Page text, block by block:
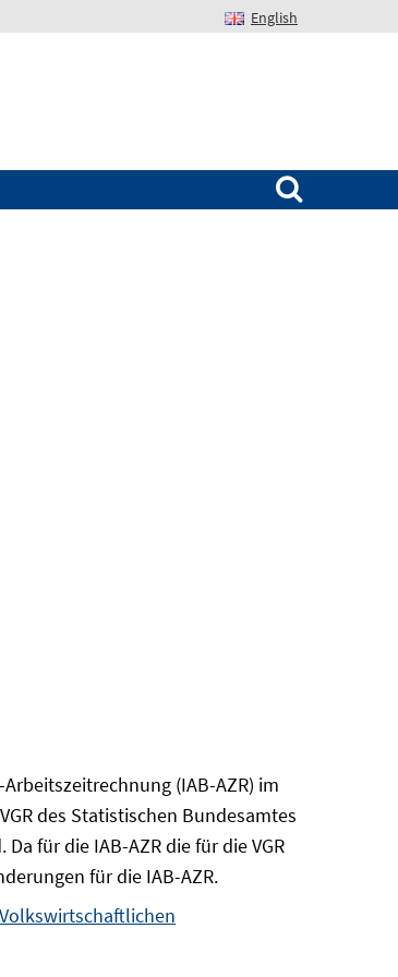
English
Suchen nach:
(IAB-AZR) im
des Statistischen Bundesamtes
für die IAB-AZR die für die VGR
für die IAB-AZR.